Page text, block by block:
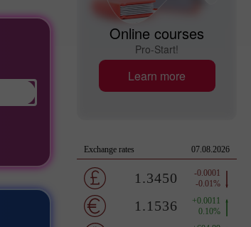
Online courses
Pro-Start!
Learn more